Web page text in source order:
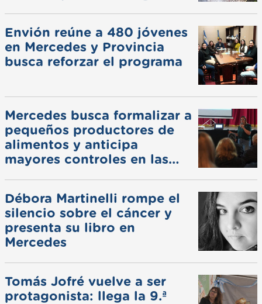
Envión reúne a 480 jóvenes
en Mercedes y Provincia
busca reforzar el programa
Mercedes busca formalizar a
pequeños productores de
alimentos y anticipa
mayores controles en las
Débora Martinelli rompe el
silencio sobre el cáncer y
presenta su libro en
Mercedes
Tomás Jofré vuelve a ser
protagonista: llega la 9.ª